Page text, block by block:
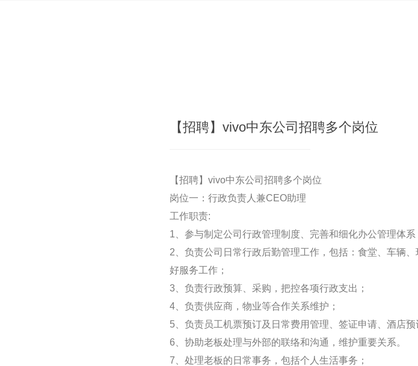
【招聘】vivo中东公司招聘多个岗位
【招聘】vivo中东公司招聘多个岗位
岗位一：行政负责人兼CEO助理
工作职责:
1、参与制定公司行政管理制度、完善和细化办公管理体系
2、负责公司日常行政后勤管理工作，包括：食堂、车辆
好服务工作；
3、负责行政预算、采购，把控各项行政支出；
4、负责供应商，物业等合作关系维护；
5、负责员工机票预订及日常费用管理、签证申请、酒店预
6、协助老板处理与外部的联络和沟通，维护重要关系。
7、处理老板的日常事务，包括个人生活事务；